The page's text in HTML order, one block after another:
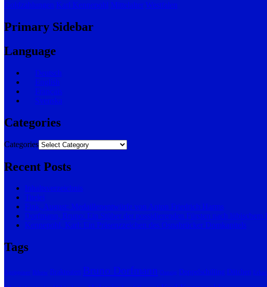
Goldzahlungen Karl Kennepohl Mittelalter Westfalen
Primary Sidebar
Language
Deutsch
English
Français
Svenska
Categories
Categories
Recent Posts
Inhaltsverzeichnis
Titelei
Fink, August: Medaillenentwürfe von Anton Friedrich Harms
Dorfmann, Bruno: Ein Stüber der possidierenden Fürsten nach
Kennepohl, Karl: Ein Präsenzzeichen des Osnabrücker Domkapitels
Tags
Agrippiner Bibow Brakteaten Bruno Dorfmann Danzig Doppelschilling Dütchen